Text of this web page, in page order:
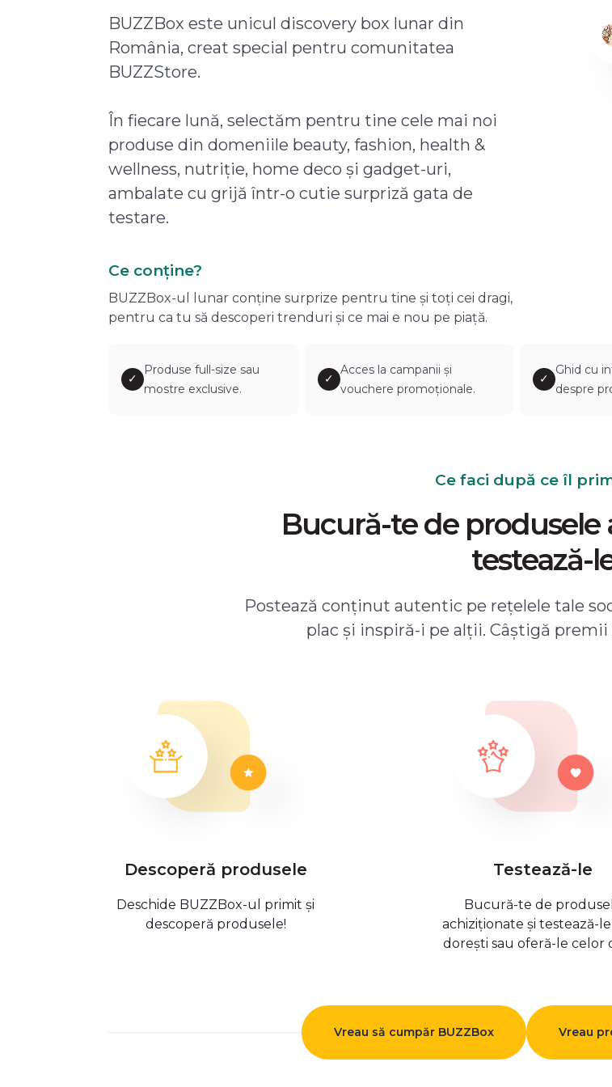
BUZZBox este unicul discovery box lunar din
România, creat special pentru comunitatea
BUZZStore.
În fiecare lună, selectăm pentru tine cele mai noi
produse din domeniile beauty, fashion, health &
wellness, nutriție, home deco și gadget-uri,
ambalate cu grijă într-o cutie surpriză gata de
testare.
Ce conține?
BUZZBox-ul lunar conține surprize pentru tine și toți cei dragi,
pentru ca tu să descoperi trenduri și ce mai e nou pe piață.
✓
Produse full-size sau
mostre exclusive.
✓
Acces la campanii și
vouchere promoționale.
✓
Ghid cu
despre
Ce faci după ce îl
Bucură-te de produsele
testează-
Postează conținut autentic pe rețelele tale
plac și inspiră-i pe alții. Câștigă premii
Descoperă produsele
Deschide BUZZBox-ul primit și
descoperă produsele!
Testează-le
Bucură-te de
achiziționate și testează-
dorești sau oferă-le celor
Vreau să cumpăr BUZZBox Vreau